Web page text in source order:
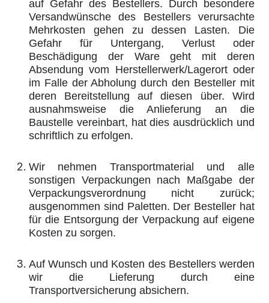
auf Gefahr des Bestellers. Durch besondere
Versandwünsche des Bestellers verursachte
Mehrkosten gehen zu dessen Lasten. Die
Gefahr für Untergang, Verlust oder
Beschädigung der Ware geht mit deren
Absendung vom Herstellerwerk/Lagerort oder
im Falle der Abholung durch den Besteller mit
deren Bereitstellung auf diesen über. Wird
ausnahmsweise die Anlieferung an die
Baustelle vereinbart, hat dies ausdrücklich und
schriftlich zu erfolgen.
Wir nehmen Transportmaterial und alle
sonstigen Verpackungen nach Maßgabe der
Verpackungsverordnung nicht zurück;
ausgenommen sind Paletten. Der Besteller hat
für die Entsorgung der Verpackung auf eigene
Kosten zu sorgen.
Auf Wunsch und Kosten des Bestellers werden
wir die Lieferung durch eine
Transportversicherung absichern.